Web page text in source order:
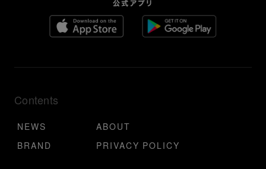
Contents
NEWS
ABOUT
BRAND
PRIVACY POLICY